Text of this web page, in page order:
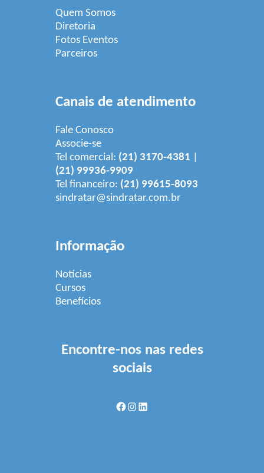
Quem Somos
Diretoria
Fotos Eventos
Parceiros
Canais de atendimento
Fale Conosco
Associe-se
Tel comercial: (21) 3170-4381
(21) 99936-9909
Tel financeiro: (21) 99615-8093
sindratar@sindratar.com.br
Informação
Notícias
Cursos
Benefícios
Encontre-nos nas redes
sociais
Facebook
Instagram
LinkedIn